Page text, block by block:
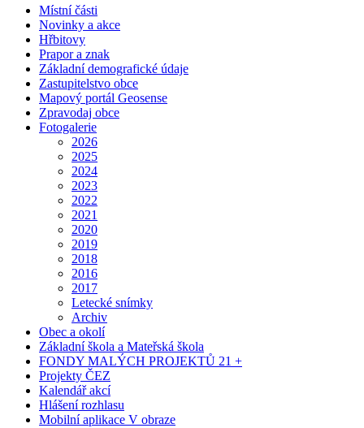
Místní části
Novinky a akce
Hřbitovy
Prapor a znak
Základní demografické údaje
Zastupitelstvo obce
Mapový portál Geosense
Zpravodaj obce
Fotogalerie
2026
2025
2024
2023
2022
2021
2020
2019
2018
2016
2017
Letecké snímky
Archiv
Obec a okolí
Základní škola a Mateřská škola
FONDY MALÝCH PROJEKTŮ 21 +
Projekty ČEZ
Kalendář akcí
Hlášení rozhlasu
Mobilní aplikace V obraze